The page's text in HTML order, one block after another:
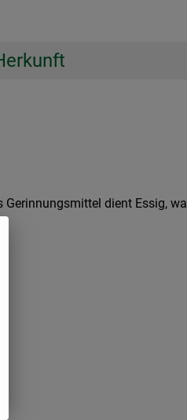
dient Essig,